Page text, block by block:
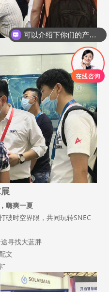
嗨爽一夏
破时空界限，共同玩转SNEC
寻找大蓝胖
文
”
可以介绍下你们的产品么